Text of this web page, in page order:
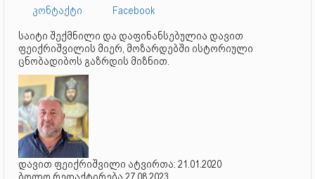
კონტაქტი
Facebook
საიტი შექმნილი და დაფინანსებულია დავით
ფეიქრიშვილის მიერ, მოზარდებში ისტორიული
ცნობადიბოს გაზრდის მიზნით.
დავით ფეიქრიშვილი ატვირთა: 21.01.2020